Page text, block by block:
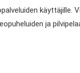
käyttäjille.
ja